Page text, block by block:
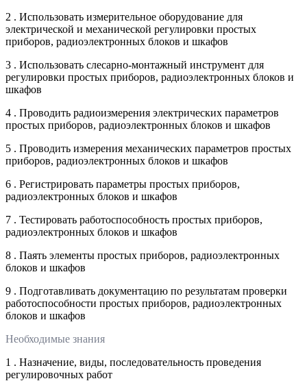
2 . Использовать измерительное оборудование для
электрической и механической регулировки простых
приборов, радиоэлектронных блоков и шкафов
3 . Использовать слесарно-монтажный инструмент для
регулировки простых приборов, радиоэлектронных блоков и
шкафов
4 . Проводить радиоизмерения электрических параметров
простых приборов, радиоэлектронных блоков и шкафов
5 . Проводить измерения механических параметров простых
приборов, радиоэлектронных блоков и шкафов
6 . Регистрировать параметры простых приборов,
радиоэлектронных блоков и шкафов
7 . Тестировать работоспособность простых приборов,
радиоэлектронных блоков и шкафов
8 . Паять элементы простых приборов, радиоэлектронных
блоков и шкафов
9 . Подготавливать документацию по результатам проверки
работоспособности простых приборов, радиоэлектронных
блоков и шкафов
Необходимые знания
1 . Назначение, виды, последовательность проведения
регулировочных работ